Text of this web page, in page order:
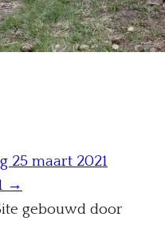
25 maart 2021
→
gebouwd door